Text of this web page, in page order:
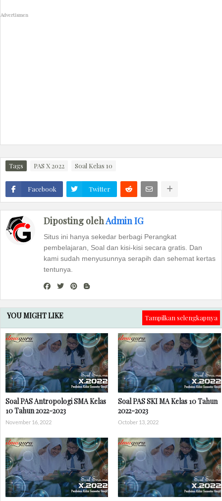
Advertismen
Tags PAS X 2022 Soal Kelas 10
Facebook Twitter
Diposting olehAdmin IG
Situs ini hanya sekedar berbagi Perangkat
pembelajaran, Soal dan kisi-kisi secara gratis. Dan
kami sudah menyusunnya serapih dan sehemat kertas
tentunya.
YOU MIGHT LIKE Tampilkan selengkapnya
Soal PAS Antropologi SMA Kelas
10 Tahun 2022-2023
November 16, 2022
Soal PAS SKI MA Kelas 10 Tahun
2022-2023
October 13, 2022